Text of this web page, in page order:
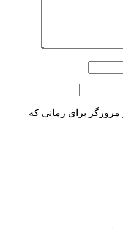
مرورگر برای زمانی که